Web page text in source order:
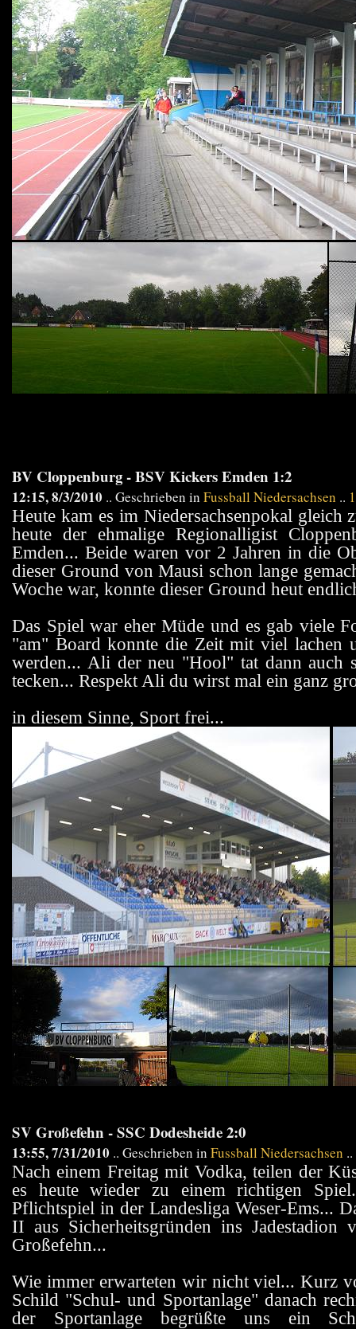
BV Cloppenburg - BSV Kickers Emden 1:2
12:15, 8/3/2010 .. Geschrieben in Fussball Niedersachsen ..
Heute kam es im Niedersachsenpokal
heute der ehmalige Regionalligist
Emden... Beide waren vor 2 Jahren in die
dieser Ground von Mausi schon lange
Woche war, konnte dieser Ground heut
Das Spiel war eher Müde und es gab viele
"am" Board konnte die Zeit mit viel lachen
werden... Ali der neu "Hool" tat dann auch
tecken... Respekt Ali du wirst mal ein ganz
in diesem Sinne, Sport frei...
SV Großefehn - SSC Dodesheide 2:0
13:55, 7/31/2010 .. Geschrieben in Fussball Niedersachsen ..
Nach einem Freitag mit Vodka, teilen der
es heute wieder zu einem richtigen
Pflichtspiel in der Landesliga Weser-Ems...
II aus Sicherheitsgründen ins
Großefehn...
Wie immer erwarteten wir nicht viel... Kurz
Schild "Schul- und Sportanlage" danach
der Sportanlage begrüßte uns ein